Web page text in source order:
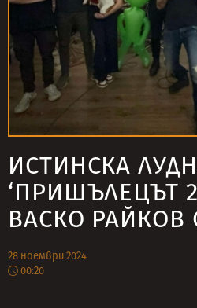
ИСТИНСКА
‘ПРИШЪЛЕЦЪТ
ВАСКО РАЙКОВ
28 ноември 2024
00:20